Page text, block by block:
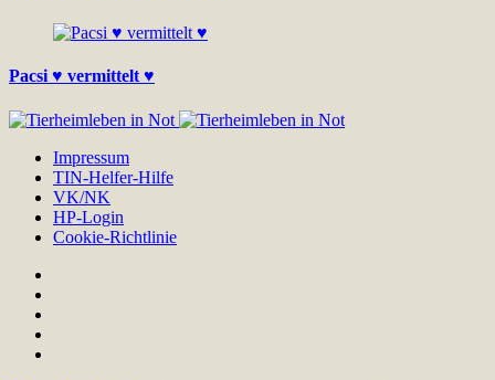
Pacsi ♥ vermittelt ♥
Impressum
TIN-Helfer-Hilfe
VK/NK
HP-Login
Cookie-Richtlinie